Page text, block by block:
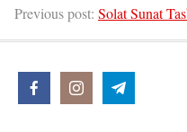
Previous post: Solat Sunat